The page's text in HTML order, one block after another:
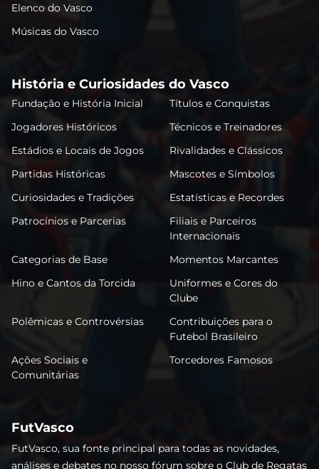
Elenco do Vasco
Músicas do Vasco
História e Curiosidades do Vasco
Fundação e História Inicial
Títulos e Conquistas
Jogadores Históricos
Técnicos e Treinadores
Estádios e Locais de Jogos
Rivalidades e Clássicos
Partidas Históricas
Mascotes e Símbolos
Curiosidades e Tradições
Estatísticas e Recordes
Patrocínios e Parcerias
Filiais e Parceiros
Internacionais
Categorias de Base
Momentos Marcantes
Hino e Cantos da Torcida
Uniformes e Cores do
Clube
Polêmicas e Controvérsias
Contribuições para o
Futebol Brasileiro
Ações Sociais e
Comunitárias
Torcedores Famosos
FutVasco
FutVasco, sua fonte principal para todas as novidades,
análises e debates no nosso fórum sobre o Club de Regatas